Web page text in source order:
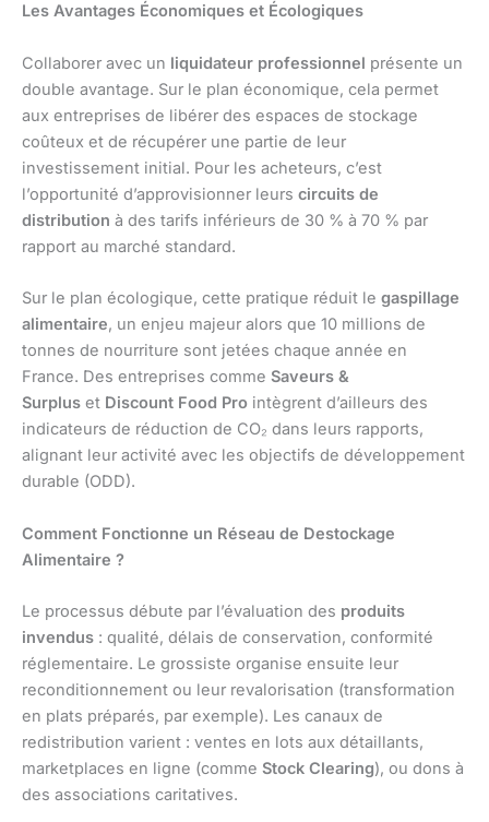
Les Avantages Économiques et Écologiques
Collaborer avec un liquidateur professionnel présente un
double avantage. Sur le plan économique, cela permet
aux entreprises de libérer des espaces de stockage
coûteux et de récupérer une partie de leur
investissement initial. Pour les acheteurs, c’est
l’opportunité d’approvisionner leurs circuits de
distribution à des tarifs inférieurs de 30 % à 70 % par
rapport au marché standard.
Sur le plan écologique, cette pratique réduit le gaspillage
alimentaire, un enjeu majeur alors que 10 millions de
tonnes de nourriture sont jetées chaque année en
France. Des entreprises comme Saveurs &
Surplus et Discount Food Pro intègrent d’ailleurs des
indicateurs de réduction de CO₂ dans leurs rapports,
alignant leur activité avec les objectifs de développement
durable (ODD).
Comment Fonctionne un Réseau de Destockage
Alimentaire ?
Le processus débute par l’évaluation des produits
invendus : qualité, délais de conservation, conformité
réglementaire. Le grossiste organise ensuite leur
reconditionnement ou leur revalorisation (transformation
en plats préparés, par exemple). Les canaux de
redistribution varient : ventes en lots aux détaillants,
marketplaces en ligne (comme Stock Clearing), ou dons à
des associations caritatives.